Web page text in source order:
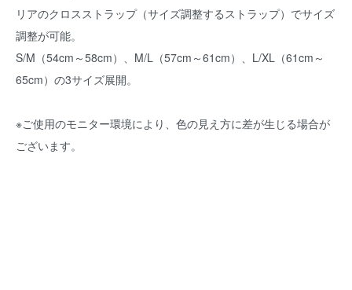
リアのクロスストラップ（サイズ調整するストラップ）でサイズ
調整が可能。
S/M（54cm～58cm）、M/L（57cm～61cm）、L/XL（61cm～
65cm）の3サイズ展開。
※ご使用のモニター環境により、色の見え方に差が生じる場合が
ございます。